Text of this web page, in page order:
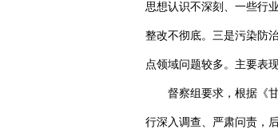
思想认识不深刻、一些行
整改不彻底。三是污染防
点领域问题较多。主要表
督察组要求，根据《
行深入调查、严肃问责，